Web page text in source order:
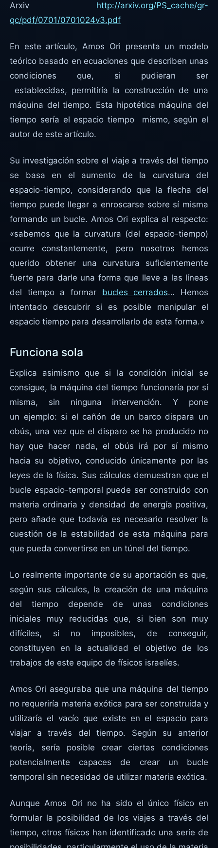
Arxiv http://arxiv.org/PS_cache/gr-
qc/pdf/0701/0701024v3.pdf
En este artículo, Amos Ori presenta un modelo
teórico basado en ecuaciones que describen unas
condiciones que, si pudieran ser
establecidas, permitiría la construcción de una
máquina del tiempo. Esta hipotética máquina del
tiempo sería el espacio tiempo mismo, según el
autor de este artículo.
Su investigación sobre el viaje a través del tiempo
se basa en el aumento de la curvatura del
espacio-tiempo, considerando que la flecha del
tiempo puede llegar a enroscarse sobre sí misma
formando un bucle. Amos Ori explica al respecto:
«sabemos que la curvatura (del espacio-tiempo)
ocurre constantemente, pero nosotros hemos
querido obtener una curvatura suficientemente
fuerte para darle una forma que lleve a las líneas
del tiempo a formar bucles cerrados… Hemos
intentado descubrir si es posible manipular el
espacio tiempo para desarrollarlo de esta forma.»
Funciona sola
Explica asimismo que si la condición inicial se
consigue, la máquina del tiempo funcionaría por sí
misma, sin ninguna intervención. Y pone
un ejemplo: si el cañón de un barco dispara un
obús, una vez que el disparo se ha producido no
hay que hacer nada, el obús irá por sí mismo
hacia su objetivo, conducido únicamente por las
leyes de la física. Sus cálculos demuestran que el
bucle espacio-temporal puede ser construido con
materia ordinaria y densidad de energía positiva,
pero añade que todavía es necesario resolver la
cuestión de la estabilidad de esta máquina para
que pueda convertirse en un túnel del tiempo.
Lo realmente importante de su aportación es que,
según sus cálculos, la creación de una máquina
del tiempo depende de unas condiciones
iniciales muy reducidas que, si bien son muy
difíciles, si no imposibles, de conseguir,
constituyen en la actualidad el objetivo de los
trabajos de este equipo de físicos israelíes.
Amos Ori aseguraba que una máquina del tiempo
no requeriría materia exótica para ser construida y
utilizaría el vacío que existe en el espacio para
viajar a través del tiempo. Según su anterior
teoría, sería posible crear ciertas condiciones
potencialmente capaces de crear un bucle
temporal sin necesidad de utilizar materia exótica.
Aunque Amos Ori no ha sido el único físico en
formular la posibilidad de los viajes a través del
tiempo, otros físicos han identificado una serie de